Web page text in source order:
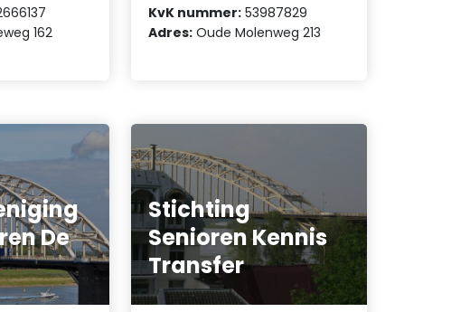
162
KvK nummer: 53987829
Adres: Oude Molenweg 213
De
Stichting
Senioren Kennis
Transfer